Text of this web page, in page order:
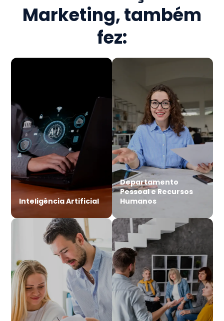
Marketing, também
fez:
Inteligência Artificial
Departamento
Pessoal e Recursos
Humanos